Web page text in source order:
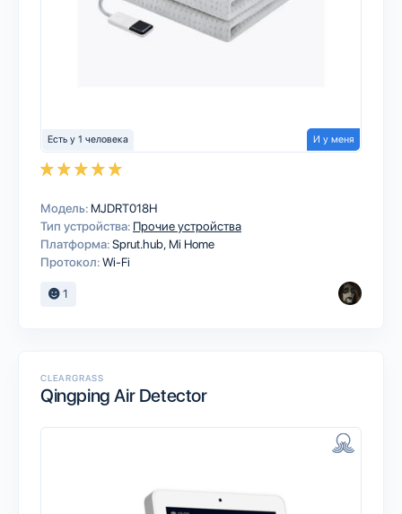
Есть у 1 человека И у меня
Модель: MJDRT018H
Тип устройства: Прочие устройства
Платформа:Sprut.hub Mi Home
Протокол:Wi-Fi
1
CLEARGRASS
Qingping Air Detector